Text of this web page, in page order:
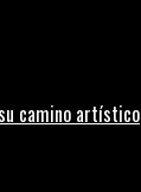
camino artístico